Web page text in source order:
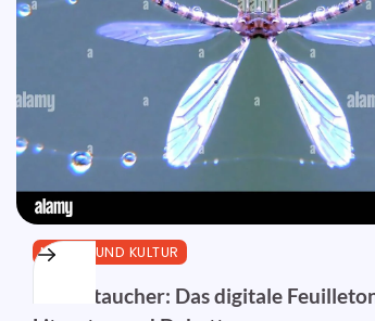
MEDIEN UND KULTUR
Perlentaucher: Das digitale